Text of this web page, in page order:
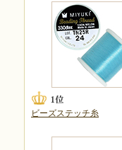
ビーズステッチ糸